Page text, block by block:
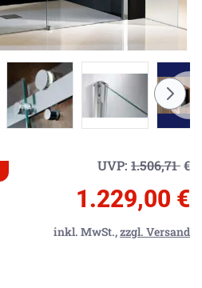
UVP: 1.506,71€
1.229,00 €
inkl. MwSt.,zzgl. Versand